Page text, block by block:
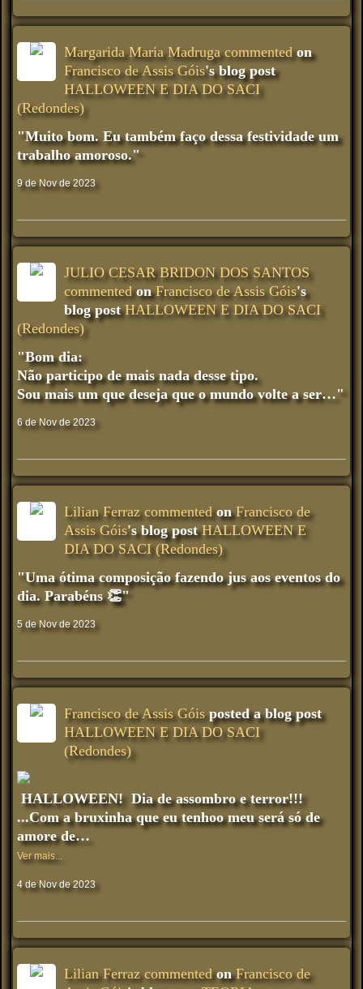
Margarida Maria Madruga commentedon
Francisco de Assis Góis's blog post
HALLOWEEN E DIA DO SACI
(Redondes)
"Muito bom. Eu também faço dessa festividade um
trabalho amoroso."
9 de Nov de 2023
JULIO CESAR BRIDON DOS SANTOS
commentedonFrancisco de Assis Góis's
blog postHALLOWEEN E DIA DO SACI
(Redondes)
"Bom dia:
Não participo de mais nada desse tipo.
Sou mais um que deseja que o mundo volte a ser…"
6 de Nov de 2023
Lilian Ferraz commentedonFrancisco de
Assis Góis's blog postHALLOWEEN E
DIA DO SACI (Redondes)
"Uma ótima composição fazendo jus aos eventos do
dia. Parabéns 👏"
5 de Nov de 2023
Francisco de Assis Góisposted a blog post
HALLOWEEN E DIA DO SACI
(Redondes)
HALLOWEEN! Dia de assombro e terror!!!
...Com a bruxinha que eu tenhoo meu será só de
amore de…
Ver mais...
4 de Nov de 2023
Lilian Ferraz commentedonFrancisco de